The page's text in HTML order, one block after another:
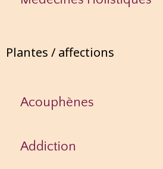
Plantes / affections
Acouphènes
Addiction